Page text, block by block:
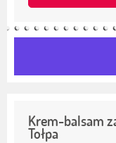
Krem-balsam
Tołpa